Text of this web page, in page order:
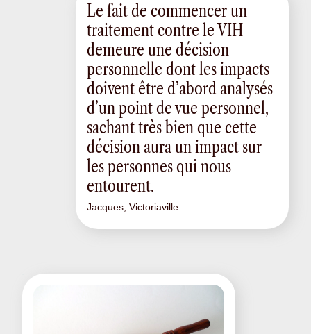
Le fait de commencer un
traitement contre le VIH
demeure une décision
personnelle dont les impacts
doivent être d’abord analysés
d’un point de vue personnel,
sachant très bien que cette
décision aura un impact sur
les personnes qui nous
entourent.
Jacques, Victoriaville